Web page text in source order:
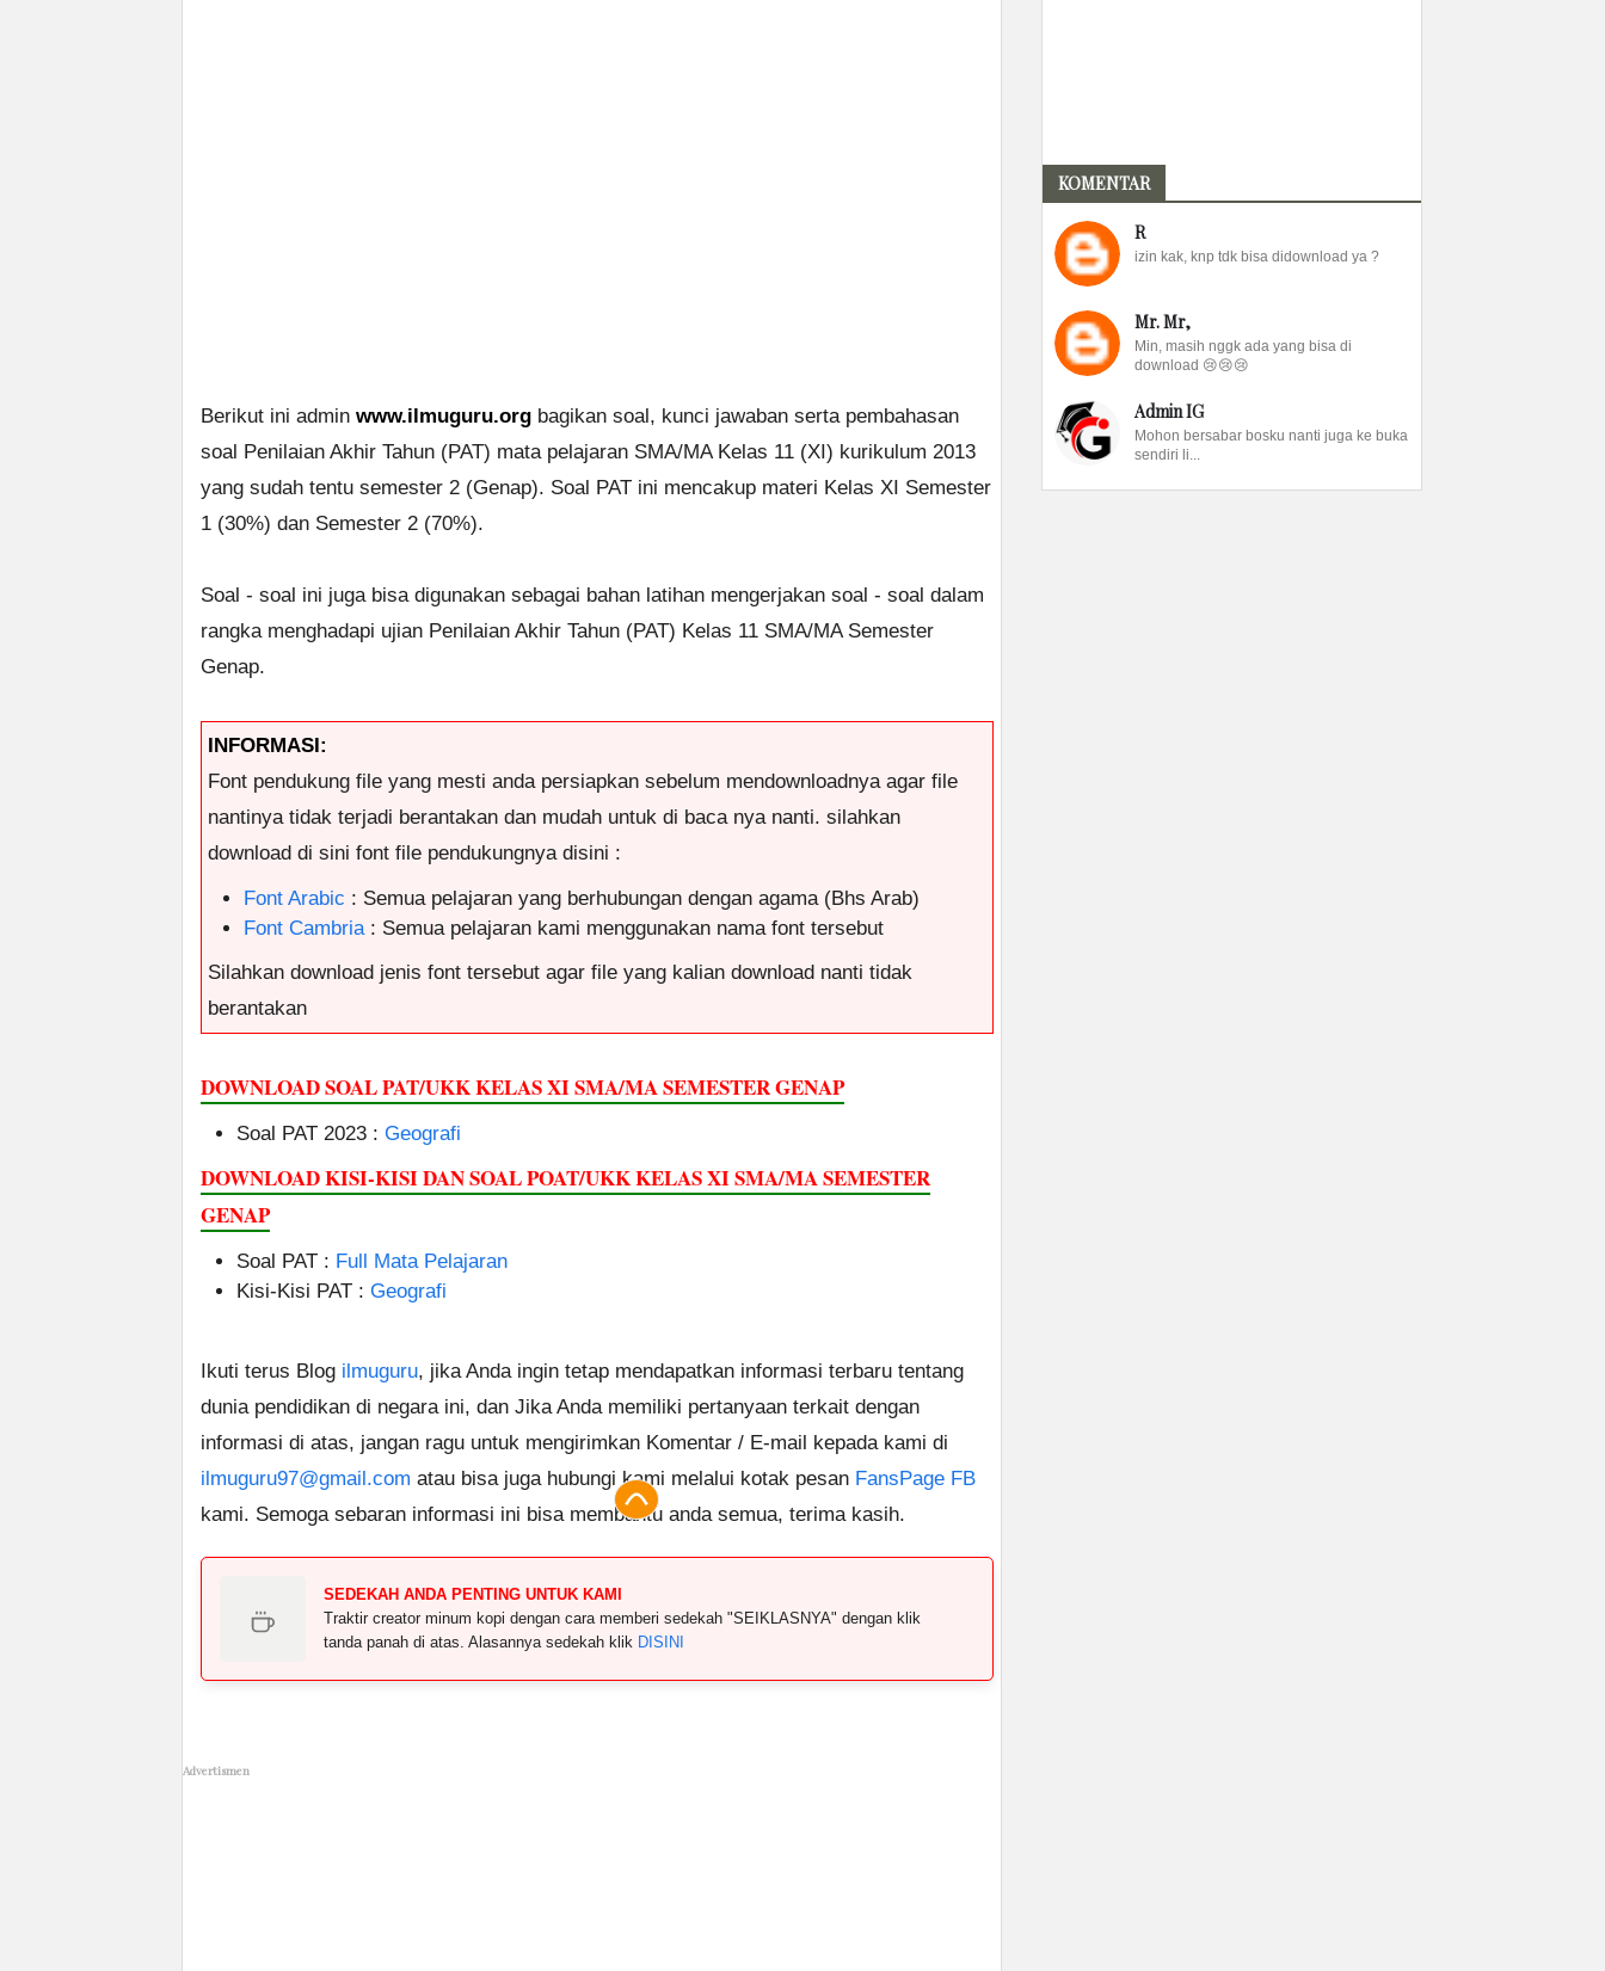
Berikut ini admin www.ilmuguru.org bagikan soal, kunci jawaban serta pembahasan
soal Penilaian Akhir Tahun (PAT) mata pelajaran SMA/MA Kelas 11 (XI) kurikulum 2013
yang sudah tentu semester 2 (Genap). Soal PAT ini mencakup materi Kelas XI Semester
1 (30%) dan Semester 2 (70%).
Soal - soal ini juga bisa digunakan sebagai bahan latihan mengerjakan soal - soal dalam
rangka menghadapi ujian Penilaian Akhir Tahun (PAT) Kelas 11 SMA/MA Semester
Genap.
INFORMASI:
Font pendukung file yang mesti anda persiapkan sebelum mendownloadnya agar file
nantinya tidak terjadi berantakan dan mudah untuk di baca nya nanti. silahkan
download di sini font file pendukungnya disini :
Font Arabic : Semua pelajaran yang berhubungan dengan agama (Bhs Arab)
Font Cambria: Semua pelajaran kami menggunakan nama font tersebut
Silahkan download jenis font tersebut agar file yang kalian download nanti tidak
berantakan
DOWNLOAD SOAL PAT/UKK KELAS XI SMA/MA SEMESTER GENAP
Soal PAT 2023 : Geografi
DOWNLOAD KISI-KISI DAN SOAL POAT/UKK KELAS XI SMA/MA SEMESTER
GENAP
Soal PAT : Full Mata Pelajaran
Kisi-Kisi PAT : Geografi
Ikuti terus Blog ilmuguru, jika Anda ingin tetap mendapatkan informasi terbaru tentang
dunia pendidikan di negara ini, dan Jika Anda memiliki pertanyaan terkait dengan
informasi di atas, jangan ragu untuk mengirimkan Komentar / E-mail kepada kami di
ilmuguru97@gmail.com atau bisa juga hubungi kami melalui kotak pesan FansPage FB
kami. Semoga sebaran informasi ini bisa membantu anda semua, terima kasih.
SEDEKAH ANDA PENTING UNTUK KAMI
Traktir creator minum kopi dengan cara memberi sedekah "SEIKLASNYA" dengan klik
tanda panah di atas. Alasannya sedekah klik DISINI
Advertismen
KOMENTAR
R
izin kak, knp tdk bisa didownload ya ?
Mr. Mr,
Min, masih nggk ada yang bisa di
download 😢😢😢
Admin IG
Mohon bersabar bosku nanti juga ke buka
sendiri li...